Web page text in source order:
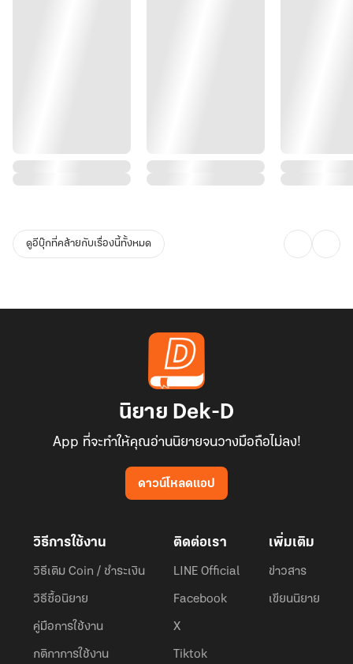
ดูอีบุ๊กที่คล้ายกับเรื่องนี้ทั้งหมด
นิยาย Dek-D
App ที่จะทำให้คุณอ่านนิยายจนวางมือถือไม่ลง!
ดาวน์โหลดแอป
วิธีการใช้งาน
วิธีเติม Coin / ชำระเงิน
วิธีซื้อนิยาย
คู่มือการใช้งาน
กติกาการใช้งาน
ติดต่อเรา
LINE Official
Facebook
X
Tiktok
เพิ่มเติม
ข่าวสาร
เขียนนิยาย